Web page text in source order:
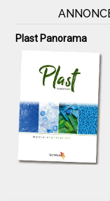
Plast Panorama